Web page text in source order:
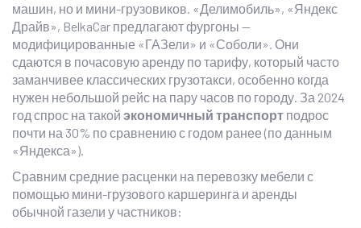
машин, но и мини-грузовиков. «Делимобиль», «Яндекс
Драйв», BelkaCar предлагают фургоны —
модифицированные «ГАЗели» и «Соболи». Они
сдаются в почасовую аренду по тарифу, который часто
заманчивее классических грузотакси, особенно когда
нужен небольшой рейс на пару часов по городу. За 2024
год спрос на такой экономичный транспорт подрос
почти на 30% по сравнению с годом ранее (по данным
«Яндекса»).
Сравним средние расценки на перевозку мебели с
помощью мини-грузового каршеринга и аренды
обычной газели у частников: